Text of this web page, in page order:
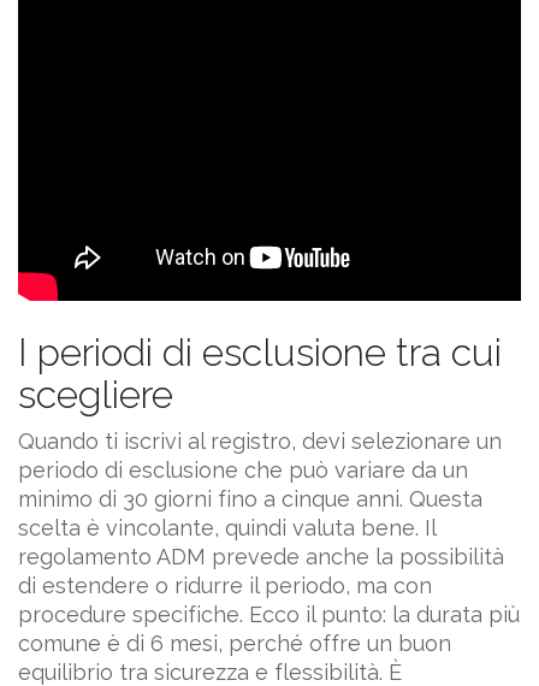
I periodi di esclusione tra cui
scegliere
Quando ti iscrivi al registro, devi selezionare un
periodo di esclusione che può variare da un
minimo di 30 giorni fino a cinque anni. Questa
scelta è vincolante, quindi valuta bene. Il
regolamento ADM prevede anche la possibilità
di estendere o ridurre il periodo, ma con
procedure specifiche. Ecco il punto: la durata più
comune è di 6 mesi, perché offre un buon
equilibrio tra sicurezza e flessibilità. È